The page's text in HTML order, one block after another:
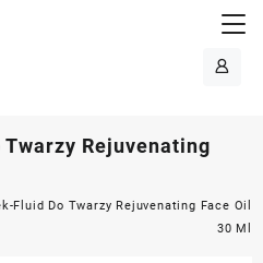
Rejuvenating
Fluid Do Twarzy Rejuvenating Face Oil
30 Ml